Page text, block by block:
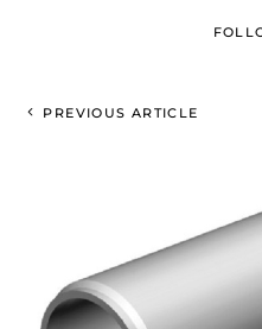
PREVIOUS ARTICLE